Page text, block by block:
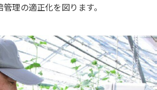
管理の適正化を図ります。